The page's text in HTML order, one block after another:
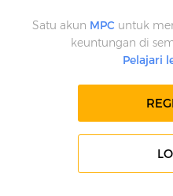
Satu akun MPC untuk
keuntungan di
Pelajari